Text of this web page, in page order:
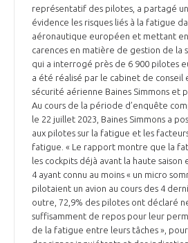
représentatif des pilotes, a partagé
évidence les risques liés à la fatigue
aéronautique européen et mettant
carences en matière de gestion de la
qui a interrogé près de 6 900 pilotes
a été réalisé par le cabinet de conseil
sécurité aérienne Baines Simmons et
Au cours de la période d’enquête
le 22 juillet 2023, Baines Simmons a
aux pilotes sur la fatigue et les
fatigue. « Le rapport montre que la
les cockpits déjà avant la haute saison
4 ayant connu au moins « un micro
pilotaient un avion au cours des 4
outre, 72,9% des pilotes ont déclaré
suffisamment de repos pour leur
de la fatigue entre leurs tâches »,